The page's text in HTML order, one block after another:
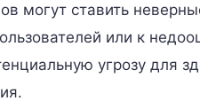
могут ставить
или к
угрозу для